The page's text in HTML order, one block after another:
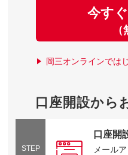
今す
岡三オンラインでは
口座開設から
STEP
口座開
メール